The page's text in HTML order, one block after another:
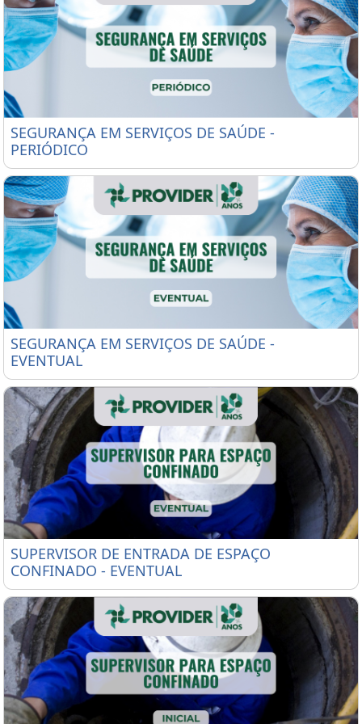
SEGURANÇA EM SERVIÇOS DE SAÚDE - PERIÓDICO
SEGURANÇA EM SERVIÇOS DE SAÚDE -
PERIÓDICO
SEGURANÇA EM SERVIÇOS DE SAÚDE - EVENTUAL
SEGURANÇA EM SERVIÇOS DE SAÚDE -
EVENTUAL
SUPERVISOR DE ENTRADA DE ESPAÇO
SUPERVISOR DE ENTRADA DE ESPAÇO
CONFINADO - EVENTUAL